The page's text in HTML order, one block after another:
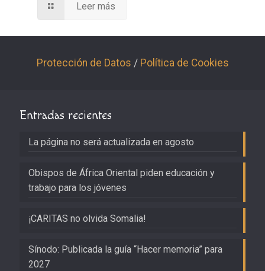
Leer más
Protección de Datos / Política de Cookies
Entradas recientes
La página no será actualizada en agosto
Obispos de África Oriental piden educación y
trabajo para los jóvenes
¡CARITAS no olvida Somalia!
Sínodo: Publicada la guía “Hacer memoria” para
2027